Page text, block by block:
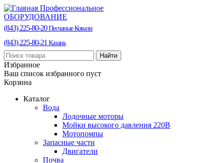
Профессиональное
ОБОРУДОВАНИЕ
(843) 225-80-20Песчаные Ковали
(843) 225-80-21 Казань
Найти
Избранное
Ваш список избранного пуст
Корзина
Каталог
Вода
Лодочные моторы
Мойки высокого давления 220В
Мотопомпы
Запасные части
Двигатели
Почва